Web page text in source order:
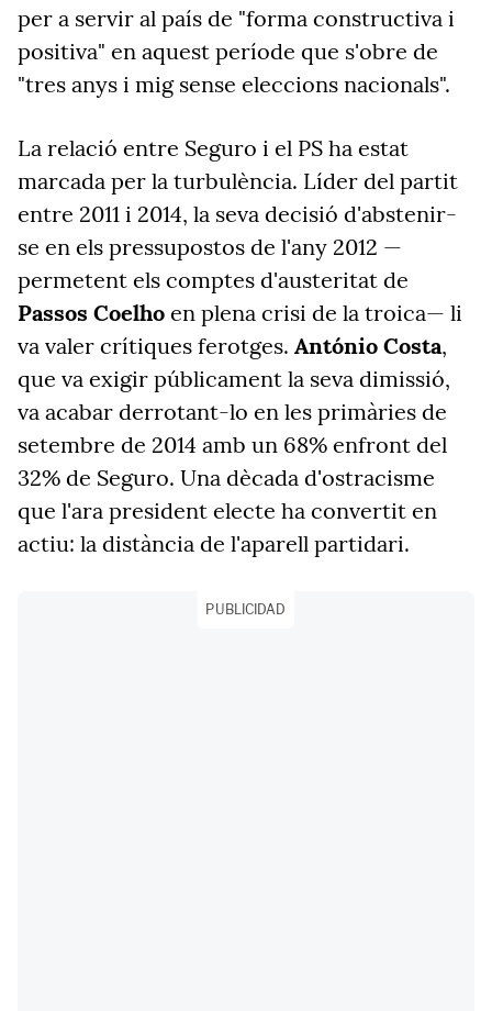
per a servir al país de "forma constructiva i
positiva" en aquest període que s'obre de
"tres anys i mig sense eleccions nacionals".
La relació entre Seguro i el PS ha estat
marcada per la turbulència. Líder del partit
entre 2011 i 2014, la seva decisió d'abstenir-
se en els pressupostos de l'any 2012 —
permetent els comptes d'austeritat de
Passos Coelho en plena crisi de la troica— li
va valer crítiques ferotges. António Costa,
que va exigir públicament la seva dimissió,
va acabar derrotant-lo en les primàries de
setembre de 2014 amb un 68% enfront del
32% de Seguro. Una dècada d'ostracisme
que l'ara president electe ha convertit en
actiu: la distància de l'aparell partidari.
PUBLICIDAD